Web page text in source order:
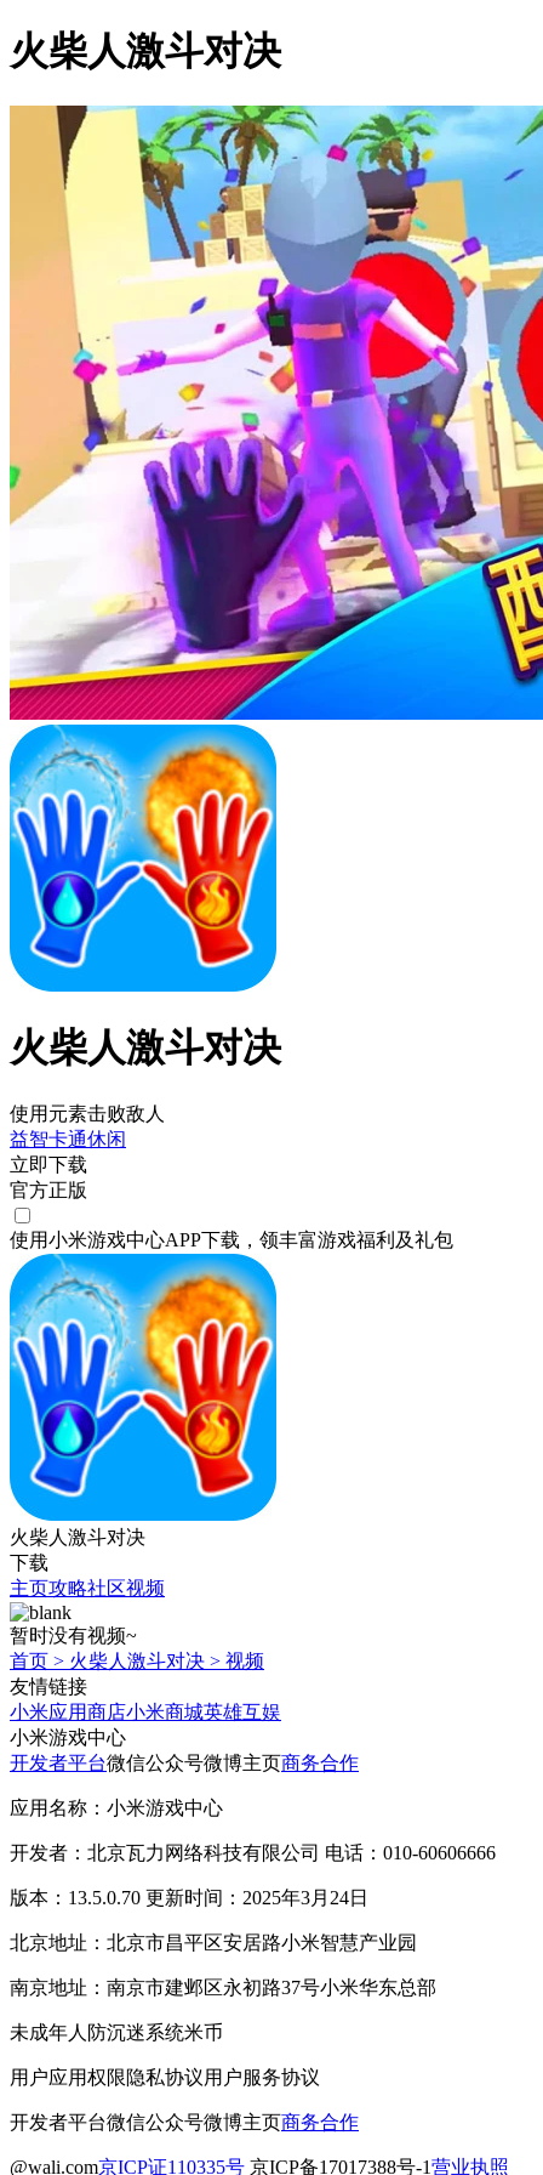
火柴人激斗对决
火柴人激斗对决
使用元素击败敌人
益智卡通休闲
立即下载
官方正版
使用小米游戏中心APP下载 ，领丰富游戏福利 及礼包
火柴人激斗对决
下载
主页攻略社区视频
暂时没有视频~
首页 > 火柴人激斗对决 > 视频
友情链接
小米应用商店小米商城英雄互娱
小米游戏中心
开发者平台微信公众号微博主页商务合作
应用名称：小米游戏中心
开发者：北京瓦力网络科技有限公司 电话：010-60606666
版本：13.5.0.70 更新时间：2025年3月24日
北京地址：北京市昌平区安居路小米智慧产业园
南京地址：南京市建邺区永初路37号小米华东总部
未成年人防沉迷系统米币
用户应用权限隐私协议用户服务协议
开发者平台微信公众号微博主页商务合作
@wali.com京ICP证110335号 京ICP备17017388号-1营业执照